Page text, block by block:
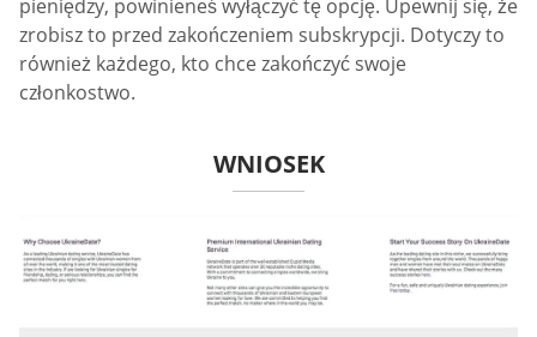
pieniędzy, powinieneś wyłączyć tę opcję. Upewnij się, że
zrobisz to przed zakończeniem subskrypcji. Dotyczy to
również każdego, kto chce zakończyć swoje
członkostwo.
WNIOSEK